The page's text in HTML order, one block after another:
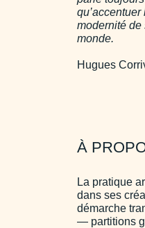
modernité de
monde.
Hugues
À
La pratique
dans ses
démarche
— partitions